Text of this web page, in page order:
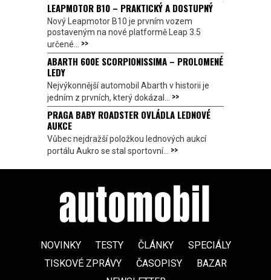
LEAPMOTOR B10 – PRAKTICKÝ A DOSTUPNÝ
Nový Leapmotor B10 je prvním vozem
postaveným na nové platformě Leap 3.5
určené... >>
ABARTH 600E SCORPIONISSIMA – PROLOMENÉ
LEDY
Nejvýkonnější automobil Abarth v historii je
jedním z prvních, který dokázal... >>
PRAGA BABY ROADSTER OVLÁDLA LEDNOVÉ
AUKCE
Vůbec nejdražší položkou lednových aukcí
portálu Aukro se stal sportovní... >>
NOVINKY TESTY ČLÁNKY
SPECIÁLY
TISKOVÉ ZPRÁVY
ČASOPISY
BAZAR